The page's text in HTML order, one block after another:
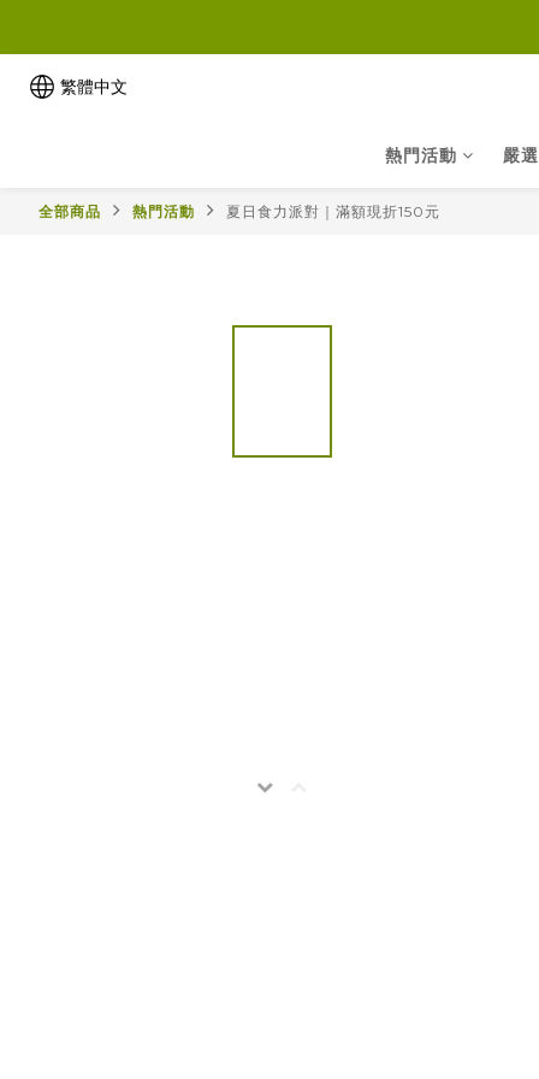
繁體中文
熱門活動 嚴
全部商品 熱門活動 夏日食力派對｜滿額現折150元